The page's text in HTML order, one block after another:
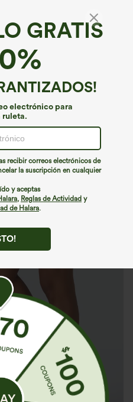
GRATIS
electrónico para
ruleta.
recibir correos electrónicos de
la suscripción en cualquier
y aceptas
, Reglas de Actividad y
de Halara.
y ciclismo de tiro
y bolsillos